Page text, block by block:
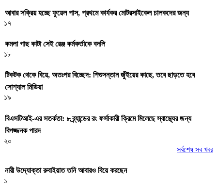
আবার সক্রিয় হচ্ছে ফুয়েল পাস, প্রথমে কার্যকর মোটরসাইকেল চালকদের জন্য
১৭
কমলা গাছ কাটা সেই রেঞ্জ কর্মকর্তাকে বদলি
১৮
টিকটক থেকে বিয়ে, অতঃপর বিচ্ছেদ: শিশুসন্তান জুঁইয়ের কাছে, তবে ছাড়তে হবে
সোশ্যাল মিডিয়া
১৯
বিএসটিআই-এর সতর্কতা: ৮ ব্র্যান্ডের রং ফর্সাকারী ক্রিমে মিলেছে স্বাস্থ্যের জন্য
বিপজ্জনক পারদ
২০
সর্বশেষ সব খবর
নারী উদ্যোক্তা রুবাইয়াত তনি আবারও বিয়ে করছেন
১